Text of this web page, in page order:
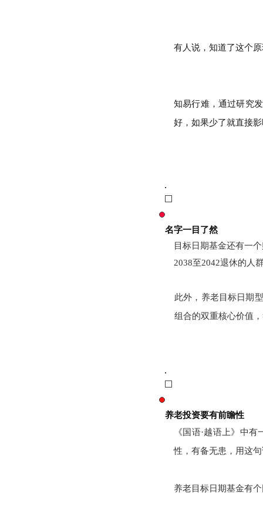
有人说，知道了这个
知易行难，通过研究
好，如果少了就直接
名字一目了然
目标日期基金还有一
2038至2042退休的人
此外，养老目标日期
组合的双重核心价值
养老投资要有前瞻性
《国语·越语上》中
性，有备无患，用这
养老目标日期基金有